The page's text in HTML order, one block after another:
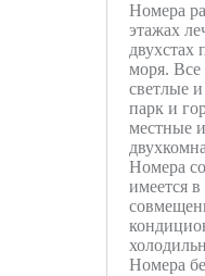
Номера
этажах
двухстах
моря. Все
светлые
парк и
местные
Номера
имеется
Номера